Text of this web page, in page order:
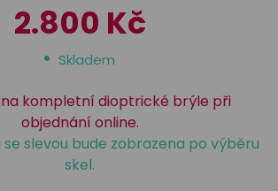
2.800 Kč
Skladem
na kompletní dioptrické brýle při
objednání online.
slevou bude zobrazena po výběru
skel.